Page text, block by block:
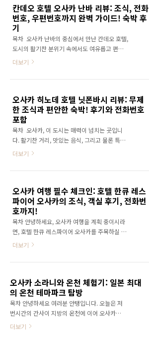
의 활기찬 도심을 탐험하기에 최적의 위치를 자
랑합니다. ..
운 접근성은 물론, 일본 특유의 세심한 서비스를
경험할 수 있는 곳이죠. 이번 포스팅을 통해 호텔
일 쿠오레 난바의 매력을 함께 살펴보도록 하겠
습니다. HTML 삽입 미리보기할 수 없는 소스 일
쿠오레 난바 호텔 시즌 특가 예약하기 위치의 중
텔 기본정보 주소 : 1 Chome-15-15
칸데오 호텔 오사카 난바 리뷰: 조식, 전화
번호, 우편번호까지 완벽 가이드! 숙박 후
기
목차 오사카 난바의 중심에서 만난 칸데오 호텔,
도시의 활기찬 분위기 속에서도 여유롭고 편안
한 숙박 경험을 제공합니다. 번잡함을 벗어나 잠
사카를 여행하는 이들에게 칸데오 호텔은 도시
입니다. ※ 칸데오 호텔 오사카 난바부터 오사카
의 다양한 특가호텔에 대한 가격비교는 아래의
이미지의 더 알아보기를 통해 확인하실 수 있습
니다. "> 호텔 위치 및 첫인상※ 오사카 간사이
공항에서 입국하실 때 작성하시는 입국신고서에
니다. 자칫 인터넷이 안되는 환경에서 검색이 안
Ch..
더보기
오사카 히노데 호텔 닛폰바시 리뷰: 무제
한 조식과 편안한 숙박! 후기와 전화번호
포함
목차 오사카, 이 도시는 매력이 넘치는 곳입니
다. 활기찬 거리, 맛있는 음식, 그리고 물론 특별
한 숙박 시설들. 이번 여행에서 저는 오사카 히노
운 서비스와 편안함을 약속하는 곳으로, 여행자
심에서 편안함과 품격을 찾는 여행자들에게 이
상적인 선택지가 될 것입니다. ※ 오사카 히노데
호텔 닛폰바시부터 오사카의 다양한 특가호텔에
대한 가격비교는 아래의 이미지의 더 알아보기
를 통해 확인하실 수 있습니다. "> 오사카 히노
사를 하다보면 의외로 숙소 주소와 전화번호를
하기도 힘들고 해서 더욱 그..
더보기
오사카 여행 필수 체크인: 호텔 한큐 레스
파이어 오사카의 조식, 객실 후기, 전화번
호까지!
목차 안녕하세요, 오사카 여행을 계획 중이시라
면, 호텔 한큐 레스파이어 오사카를 주목하실 필
요가 있습니다. 이 호텔은 오사카의 중심부, 우메
의 피로를 풀 수 있는 현대적인 객실과 다양한 편
식처를 제공합니다. 오사카의 매력을 한껏 느낄
수 있는 이 호텔에서의 경험을 여러분과 공유하
고자 합니다. ※ 호텔한큐레스파이어부터 오사
카의 다양한 특가호텔에 대한 가격비교는 아래
습니다. HTML 삽입 미리보기할 수 없는 소스 호
더보기
오사카 소라니와 온천 체험기: 일본 최대
의 온천 테마파크 탐방
목차 안녕하세요 여러분 안탱입니다. 오늘은 저
번시간의 간사이 지방의 온천에 이어 오사카의
가장 대표적인 온천 테마파크인 오사카 소라니
더보기